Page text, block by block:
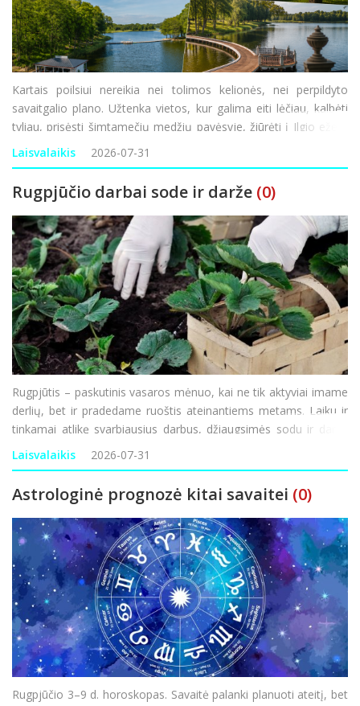
Kartais poilsiui nereikia nei tolimos kelionės, nei perpildyto
savaitgalio plano. Užtenka vietos, kur galima eiti lėčiau, kalbėti
tyliau, prisėsti šimtamečių medžių pavėsyje, žiūrėti į Ilgio ežerą
ir bent trumpam pamiršti nuolatinį skubėjimą. Viena tokių
krypčių – Ilzenbergo dvar
Laisvalaikis 2026-07-31
Rugpjūčio darbai sode ir darže (0)
Rugpjūtis – paskutinis vasaros mėnuo, kai ne tik aktyviai imame
derlių, bet ir pradedame ruoštis ateinantiems metams. Laiku ir
tinkamai atlikę svarbiausius darbus, džiaugsimės sodu ir daržu
ne tik dabar, bet ir ateityje. Darbai darže Pats laikas nuimti
morkų, burokėlių, svogūnų,
Laisvalaikis 2026-07-31
Astrologinė prognozė kitai savaitei (0)
Rugpjūčio 3–9 d. horoskopas. Savaitė palanki planuoti ateitį, bet